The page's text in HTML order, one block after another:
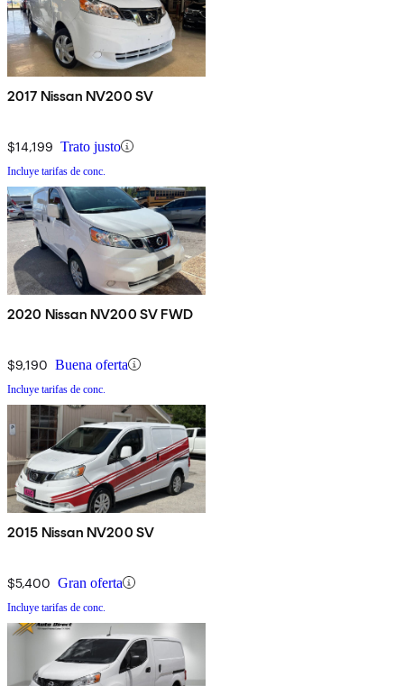
2017 Nissan NV200 SV
$14,199 Trato justo
Incluye tarifas de conc.
2020 Nissan NV200 SV FWD
$9,190 Buena oferta
Incluye tarifas de conc.
2015 Nissan NV200 SV
$5,400 Gran oferta
Incluye tarifas de conc.